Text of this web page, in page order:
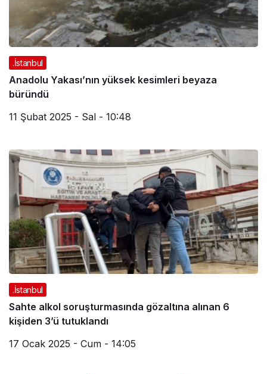
.İstanbul
Anadolu Yakası’nın yüksek kesimleri beyaza
büründü
11 Şubat 2025 - Sal - 10:48
.İstanbul
Sahte alkol soruşturmasında gözaltına alınan 6
kişiden 3’ü tutuklandı
17 Ocak 2025 - Cum - 14:05